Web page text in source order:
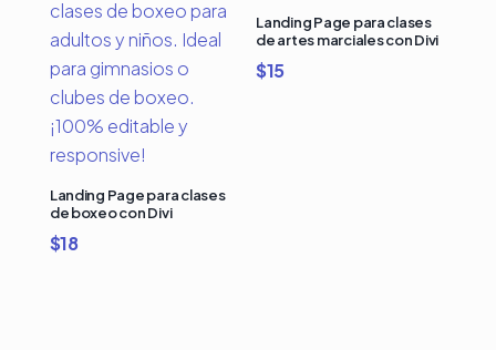
Landing Page para clases
de boxeo con Divi
$18
Landing Page para clases
de artes marciales con Divi
$15